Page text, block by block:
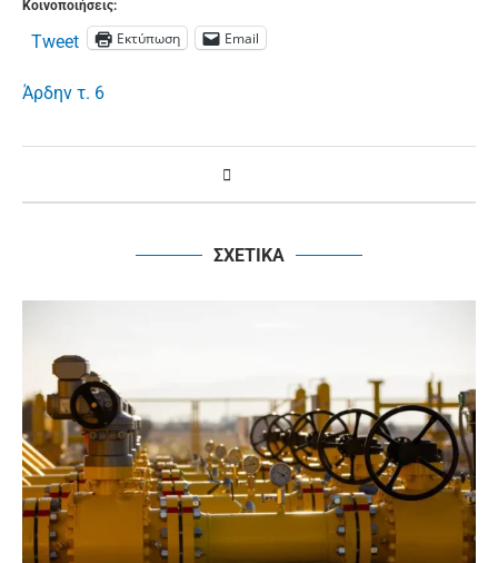
Κοινοποιήσεις:
Tweet Εκτύπωση Email
Άρδην τ. 6
ΣΧΕΤΙΚΑ